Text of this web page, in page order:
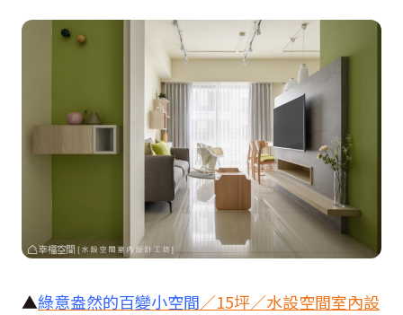
▲綠意盎然的百變小空間／15坪／水設空間室內設